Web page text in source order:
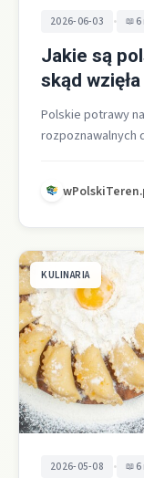
2026-06-03 • 6
Jakie są
skąd
Polskie potrawy
rozpoznawalnych
KULINARIA
2026-05-08 • 6